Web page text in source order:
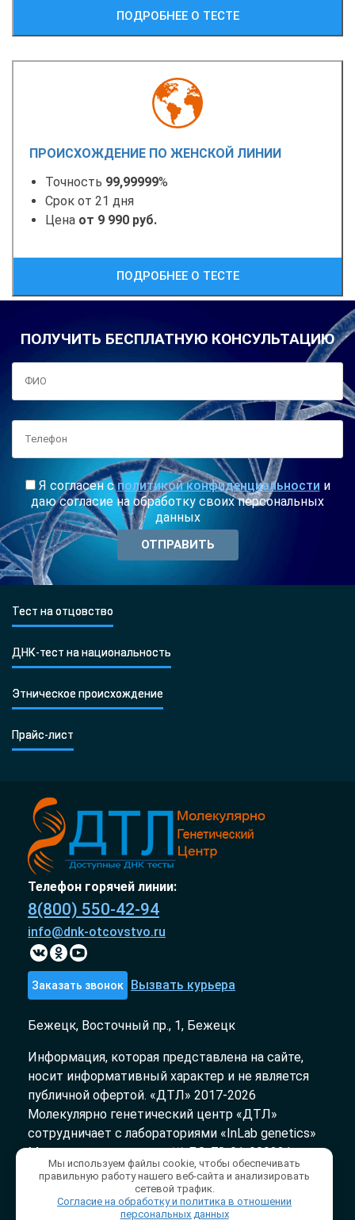
ПОДРОБНЕЕ О ТЕСТЕ
ПРОИСХОЖДЕНИЕ ПО ЖЕНСКОЙ ЛИНИИ
Точность 99,99999%
Срок от 21 дня
Цена от 9 990 руб.
ПОДРОБНЕЕ О ТЕСТЕ
ПОЛУЧИТЬ БЕСПЛАТНУЮ КОНСУЛЬТАЦИЮ
Я согласен сполитикой конфиденциальности и
даю согласие на обработку своих персональных
данных
Тест на отцовство
ДНК-тест на национальность
Этническое происхождение
Прайс-лист
Телефон горячей линии:
8(800) 550-42-94
info@dnk-otcovstvo.ru
Заказать звонок Вызвать курьера
Бежецк, Восточный пр., 1, Бежецк
Информация, которая представлена на сайте,
носит информативный характер и не является
публичной офертой. «ДТЛ» 2017-2026
Молекулярно генетический центр «ДТЛ»
сотрудничает с лабораториями «InLab genetics»
Медицинская лицензия № ЛО-78-01-009231 от
03.10.2018
Политика конфиденциальности/
Мы используем файлы cookie, чтобы обеспечивать
правильную работу нашего веб-сайта и анализировать
сетевой трафик.
Согласие на обработку и политика в отношении
персональных данных